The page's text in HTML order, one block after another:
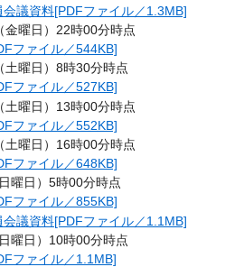
議資料[PDFファイル／1.3MB]
金曜日）22時00分時点
ファイル／544KB]
曜日）8時30分時点
ファイル／527KB]
土曜日）13時00分時点
ファイル／552KB]
土曜日）16時00分時点
ファイル／648KB]
曜日）5時00分時点
ファイル／855KB]
議資料[PDFファイル／1.1MB]
曜日）10時00分時点
ファイル／1.1MB]